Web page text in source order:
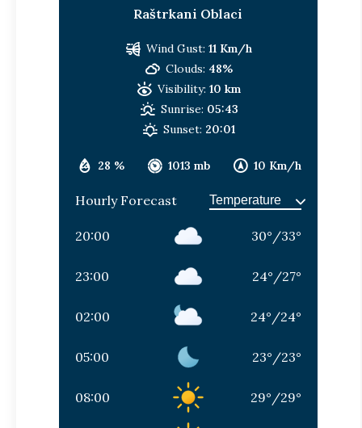
Raštrkani Oblaci
28 % 1013 mb 10 Km/h
Wind Gust: 11 Km/h
Clouds: 48%
Visibility: 10 km
Sunrise: 05:43
Sunset: 20:01
Hourly Forecast
20:00 30° /33°
23:00 24° /27°
02:00 24° /24°
05:00 23° /23°
08:00 29° /29°